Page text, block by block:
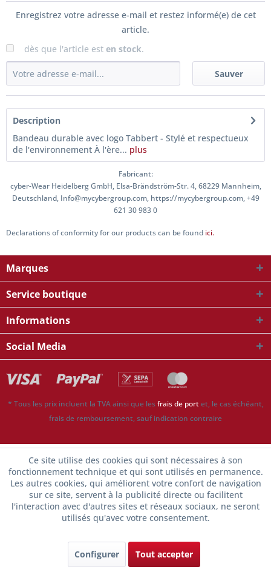
Enregistrez votre adresse e-mail et restez informé(e) de cet
article.
dès que l'article est en stock.
Sauver
Description
Bandeau durable avec logo Tabbert - Stylé et respectueux
de l'environnement À l'ère... plus
Fabricant:
cyber-Wear Heidelberg GmbH, Elsa-Brändström-Str. 4, 68229 Mannheim,
Deutschland, Info@mycybergroup.com, https://mycybergroup.com, +49
621 30 983 0
Declarations of conformity for our products can be found ici.
Marques
Service boutique
Informations
Social Media
* Tous les prix incluent la TVA ainsi que les frais de portet, le cas échéant,
frais de remboursement, sauf indication contraire
Ce site utilise des cookies qui sont nécessaires à son
fonctionnement technique et qui sont utilisés en permanence.
Les autres cookies, qui améliorent votre confort de navigation
sur ce site, servent à la publicité directe ou facilitent
l'interaction avec d'autres sites et réseaux sociaux, ne seront
utilisés qu'avec votre consentement.
Configurer Tout accepter